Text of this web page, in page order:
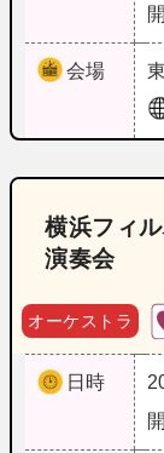
会場
横浜フィ
演奏会
オーケストラ
日時